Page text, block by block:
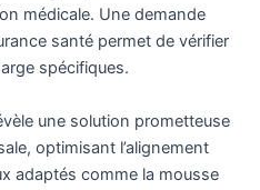
médicale. Une demande
santé permet de vérifier
spécifiques.
une solution prometteuse
optimisant l’alignement
adaptés comme la mousse